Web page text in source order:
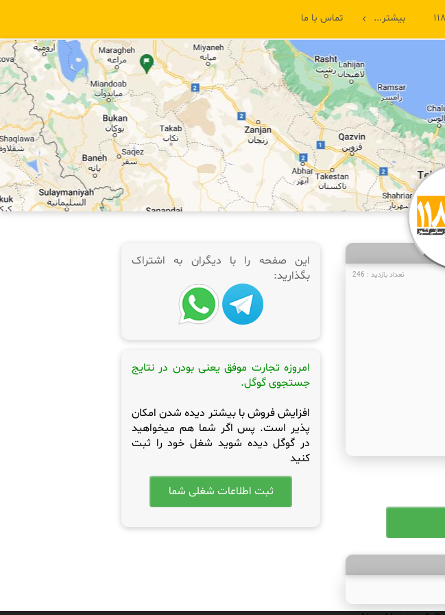
بیشتر... تماس با ما
تعداد بازدید : 246
این صفحه را با دیگران به اشتراک
بگذارید:
امروزه تجارت موفق یعنی بودن در نتایج
جستجوی گوگل.
افزایش فروش با بیشتر دیده شدن امکان
پذیر است. پس اگر شما هم میخواهید
در گوگل دیده شوید شغل خود را ثبت
کنید